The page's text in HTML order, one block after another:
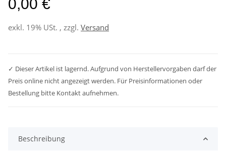
0,00 €
exkl. 19% USt. , zzgl. Versand
✓ Dieser Artikel ist lagernd. Aufgrund von Herstellervorgaben darf der
Preis online nicht angezeigt werden. Für Preisinformationen oder
Bestellung bitte Kontakt aufnehmen.
Beschreibung